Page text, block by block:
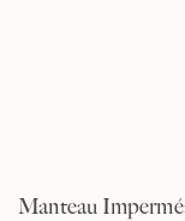
Manteau